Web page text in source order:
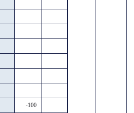
-100